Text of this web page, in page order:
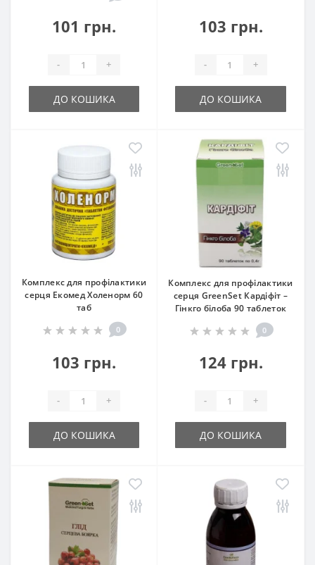
101 грн.
- +
ДО КОШИКА
103 грн.
- +
ДО КОШИКА
Комплекс для профілактики
серця Екомед Холенорм 60
таб
0
103 грн.
- +
ДО КОШИКА
Комплекс для профілактики
серця GreenSet Кардіфіт –
Гінкго білоба 90 таблеток
0
124 грн.
- +
ДО КОШИКА